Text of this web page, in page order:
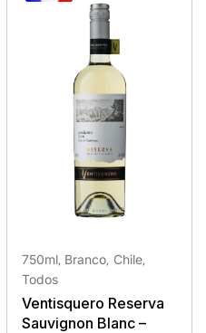
750ml, Branco, Chile,
Todos
Ventisquero Reserva
Sauvignon Blanc –